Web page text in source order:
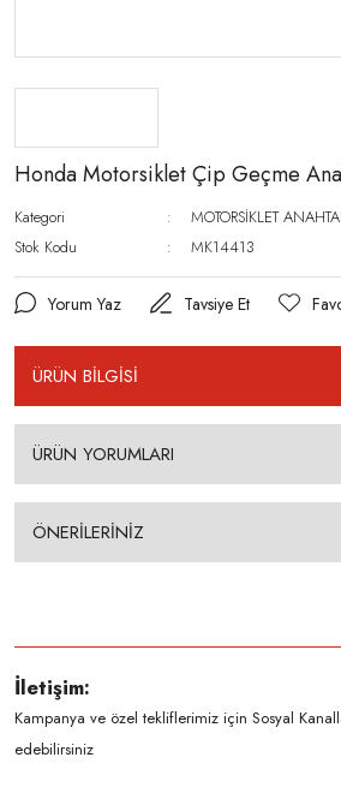
Honda Motorsiklet Çip Geçme
Kategori
MOTORSİKLET
Stok Kodu
MK14413
Yorum Yaz Tavsiye Et
ÜRÜN BİLGİSİ
ÜRÜN YORUMLARI
ÖNERİLERİNİZ
İletişim:
Kampanya ve özel tekliflerimiz için Sosyal
edebilirsiniz